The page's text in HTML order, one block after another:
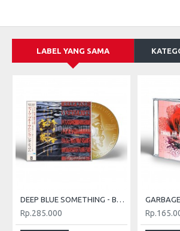
LABEL YANG SAMA
DEEP BLUE SOMETHING - BYZANTIUM (JAPAN CD+OBI)
Rp.285.000